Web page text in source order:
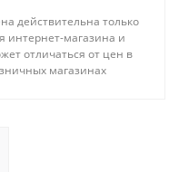
действительна только
интернет-магазина и
отличаться от цен в
магазинах